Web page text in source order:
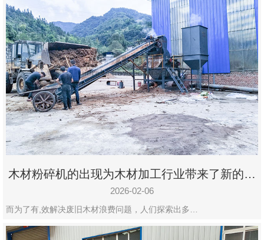
木材粉碎机的出现为木材加工行业带来了新的变
化
2026-02-06
而为了有,效解决废旧木材浪费问题，人们探索出多…